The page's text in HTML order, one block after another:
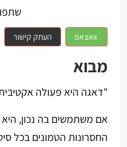
וואצאפ העתק קישור
מבוא
"דאגה היא פעולה
אם משתמשים בה נכון,
החסרונות הטמונים בכל